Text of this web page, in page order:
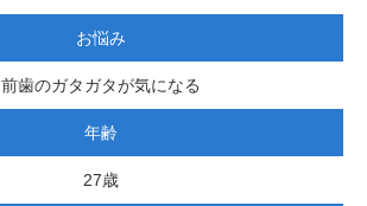
お悩み
前歯のガタガタが気になる
年齢
27歳